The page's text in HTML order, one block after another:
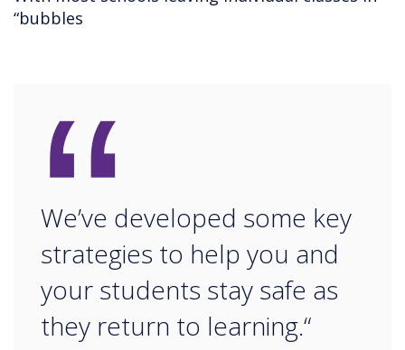
“bubbles
“
We’ve developed some key
strategies to help you and
your students stay safe as
they return to learning.“